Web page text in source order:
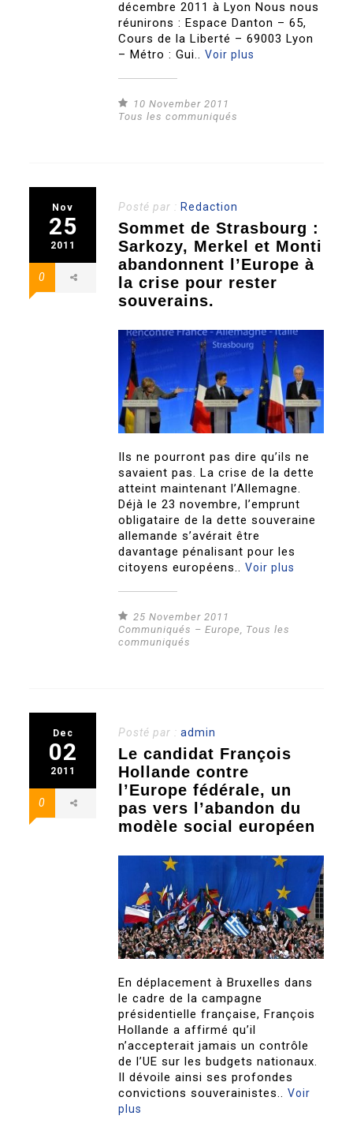
décembre 2011 à Lyon Nous nous
réunirons : Espace Danton – 65,
Cours de la Liberté – 69003 Lyon
– Métro : Gui..Voir plus
10 November 2011
Tous les communiqués
Nov
25
2011
0
Posté par : Redaction
Sommet de Strasbourg :
Sarkozy, Merkel et Monti
abandonnent l’Europe à
la crise pour rester
souverains.
Ils ne pourront pas dire qu’ils ne
savaient pas. La crise de la dette
atteint maintenant l’Allemagne.
Déjà le 23 novembre, l’emprunt
obligataire de la dette souveraine
allemande s’avérait être
davantage pénalisant pour les
citoyens européens..Voir plus
25 November 2011
Communiqués – Europe, Tous les
communiqués
Dec
02
2011
0
Posté par :admin
Le candidat François
Hollande contre
l’Europe fédérale, un
pas vers l’abandon du
modèle social européen
En déplacement à Bruxelles dans
le cadre de la campagne
présidentielle française, François
Hollande a affirmé qu’il
n’accepterait jamais un contrôle
de l’UE sur les budgets nationaux.
Il dévoile ainsi ses profondes
convictions souverainistes..Voir
plus